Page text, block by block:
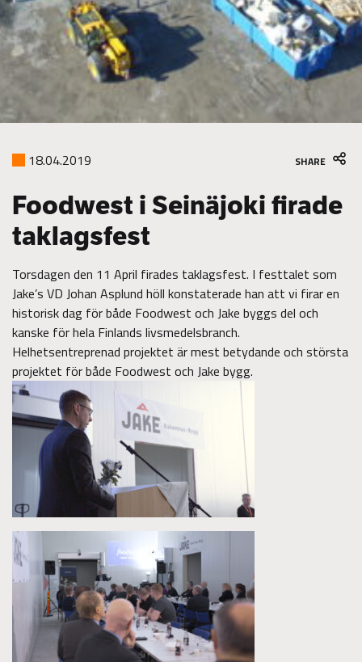
18.04.2019 SHARE
Foodwest i Seinäjoki firade
taklagsfest
Torsdagen den 11 April firades taklagsfest. I festtalet som
Jake’s VD Johan Asplund höll konstaterade han att vi firar en
historisk dag för både Foodwest och Jake byggs del och
kanske för hela Finlands livsmedelsbranch.
Helhetsentreprenad projektet är mest betydande och största
projektet för både Foodwest och Jake bygg.